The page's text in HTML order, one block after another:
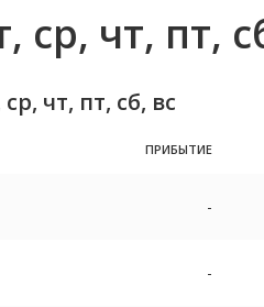
чт, пт,
чт, пт, сб, вс
ПРИБЫТИЕ
-
-